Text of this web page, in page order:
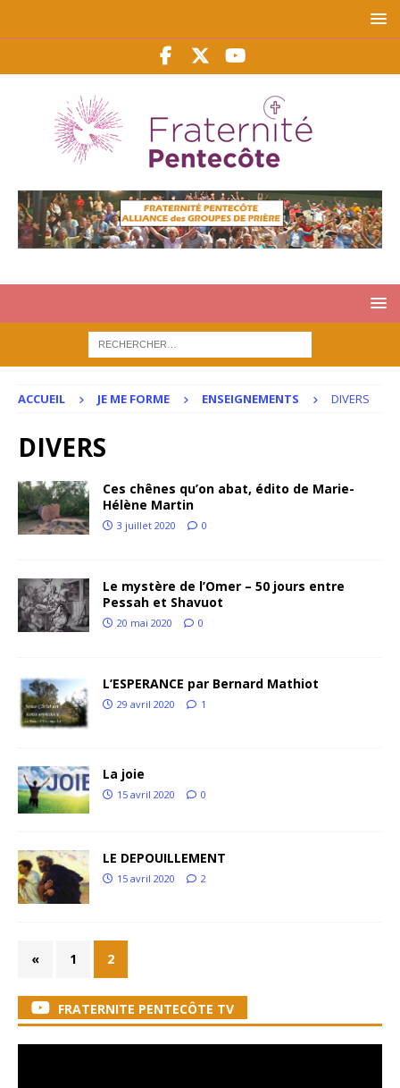
ACCUEIL JE ME FORME ENSEIGNEMENTS DIVERS
DIVERS
Ces chênes qu’on abat, édito de Marie-
Hélène Martin
3 juillet 2020 0
Le mystère de l’Omer – 50 jours entre
Pessah et Shavuot
20 mai 2020 0
L’ESPERANCE par Bernard Mathiot
29 avril 2020 1
La joie
15 avril 2020 0
LE DEPOUILLEMENT
15 avril 2020 2
« 1 2
FRATERNITE PENTECÔTE TV